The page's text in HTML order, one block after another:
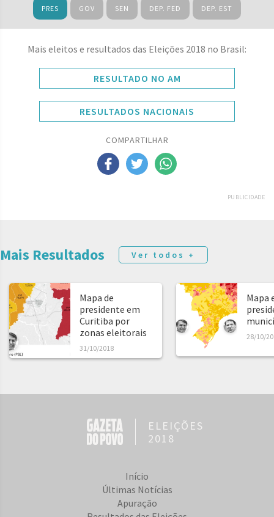
PRES GOV SEN DEP. FED DEP. EST
Mais eleitos e resultados das Eleições 2018 no Brasil:
RESULTADO NO AM
RESULTADOS NACIONAIS
COMPARTILHAR
PUBLICIDADE
Mais Resultados Ver todos +
Mapa de
presidente em
Curitiba por
zonas eleitorais
31/10/2018
Mapa
28/10/
ELEIÇÕES
2018
Início
Últimas Notícias
Apuração